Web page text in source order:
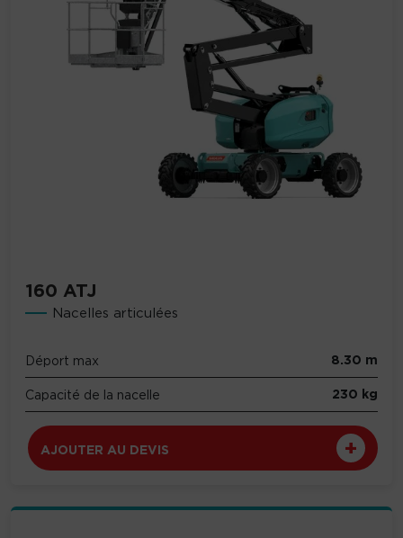
160 ATJ
Nacelles articulées
Déport max 8.30 m
Capacité de la nacelle 230 kg
AJOUTER AU DEVIS